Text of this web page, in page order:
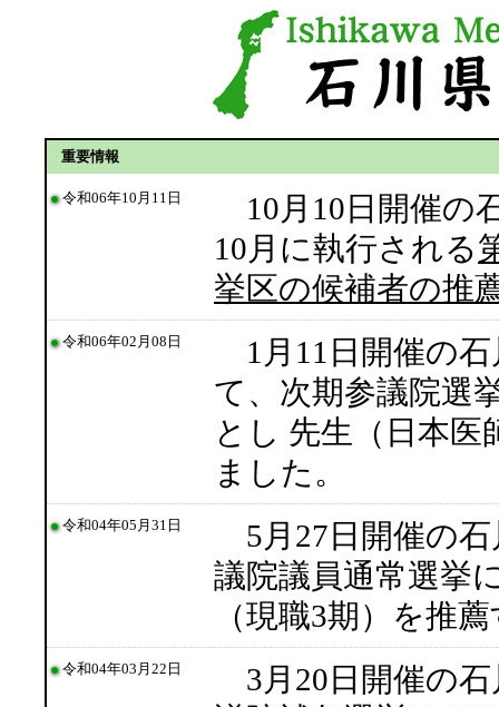
重要情報
令和06年10月11日
10月10日開催の
10月に執行される
挙区の候補者の推
令和06年02月08日
1月11日開催の石
て、次期参議院選
とし 先生（日本
ました。
令和04年05月31日
5月27日開催の石
議院議員通常選挙
（現職3期）を推
令和04年03月22日
3月20日開催の石